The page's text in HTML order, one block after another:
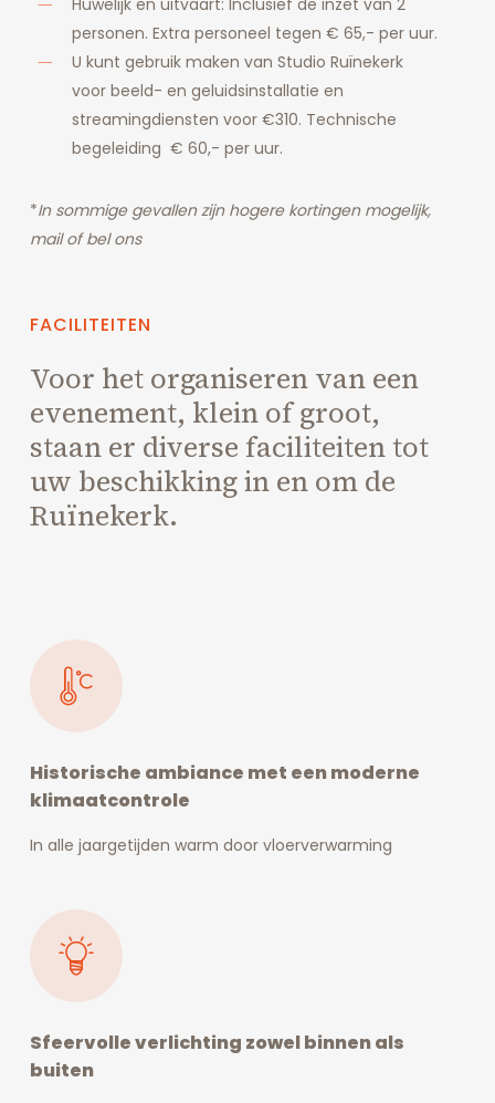
Huwelijk en uitvaart: Inclusief de inzet van 2
personen. Extra personeel tegen € 65,- per uur.
U kunt gebruik maken van Studio Ruïnekerk
voorbeeld- en geluidsinstallatie en
streamingdiensten voor €310. Technische
begeleiding € 60,- per uur.
*In sommige gevallen zijn hogere kortingen mogelijk,
mail of bel ons
FACILITEITEN
Voor het organiseren van een
evenement, klein of groot,
staan er diverse faciliteiten tot
uw beschikking in en om de
Ruïnekerk.
Historische ambiance met een moderne
klimaatcontrole
In alle jaargetijden warm door vloerverwarming
Sfeervolle verlichting zowel binnen als
buiten